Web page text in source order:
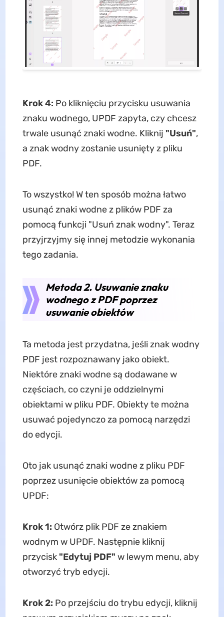
Krok 4: Po kliknięciu przycisku usuwania
znaku wodnego, UPDF zapyta, czy chcesz
trwale usunąć znaki wodne. Kliknij "Usuń",
a znak wodny zostanie usunięty z pliku
PDF.
To wszystko! W ten sposób można łatwo
usunąć znaki wodne z plików PDF za
pomocą funkcji "Usuń znak wodny". Teraz
przyjrzyjmy się innej metodzie wykonania
tego zadania.
Metoda 2. Usuwanie znaku
wodnego z PDF poprzez
usuwanie obiektów
Ta metoda jest przydatna, jeśli znak wodny
PDF jest rozpoznawany jako obiekt.
Niektóre znaki wodne są dodawane w
częściach, co czyni je oddzielnymi
obiektami w pliku PDF. Obiekty te można
usuwać pojedynczo za pomocą narzędzi
do edycji.
Oto jak usunąć znaki wodne z pliku PDF
poprzez usunięcie obiektów za pomocą
UPDF:
Krok 1: Otwórz plik PDF ze znakiem
wodnym w UPDF. Następnie kliknij
przycisk "Edytuj PDF" w lewym menu, aby
otworzyć tryb edycji.
Krok 2: Po przejściu do trybu edycji, kliknij